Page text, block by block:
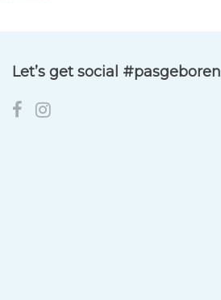
Let’s get social #pasgeboren